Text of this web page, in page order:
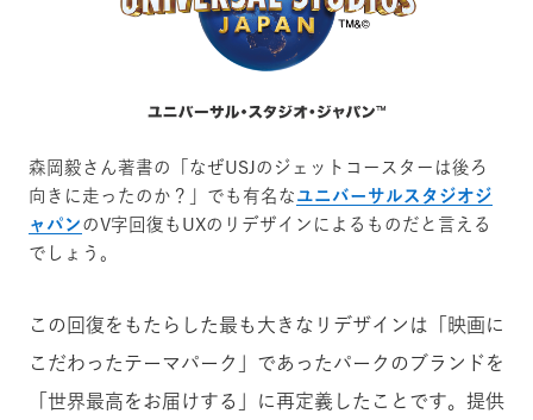
森岡毅さん著書の「なぜUSJのジェットコースターは後ろ
向きに走ったのか？」でも有名な ユニバーサルスタジオジ
ャパン のV字回復もUXのリデザインによるものだと言える
でしょう。
この回復をもたらした最も大きなリデザインは「映画に
こだわったテーマパーク」であったパークのブランドを
「世界最高をお届けする」に再定義したことです。提供